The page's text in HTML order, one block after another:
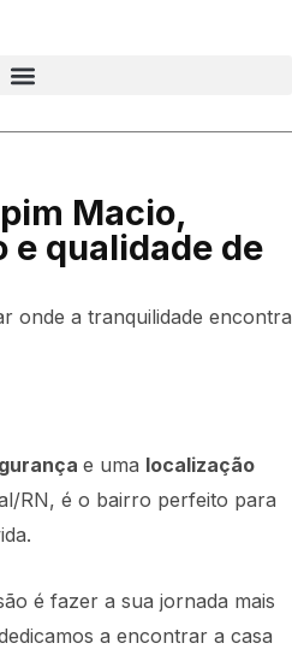
Macio,
e qualidade de
onde a tranquilidade encontra
e uma localização
RN, é o bairro perfeito para
é fazer a sua jornada mais
a encontrar a casa